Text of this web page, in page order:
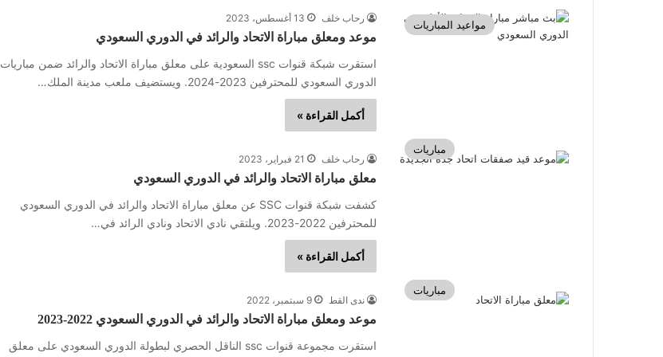
مواعيد المباريات
رحاب خلف 13 أغسطس، 2023
موعد ومعلق مباراة الاتحاد والرائد في الدوري السعودي
استقرت شبكة قنوات ssc السعودية على معلق مباراة الاتحاد والرائد ضمن مباريات
الدوري السعودي للمحترفين 2023-2024. ويستضيف ملعب مدينة الملك…
أكمل القراءة »
مباريات
رحاب خلف 21 فبراير، 2023
معلق مباراة الاتحاد والرائد في الدوري السعودي
كشفت شبكة قنوات SSC عن معلق مباراة الاتحاد والرائد في الدوري السعودي
للمحترفين 2022-2023. ويلتقي نادي الاتحاد ونادي الرائد في…
أكمل القراءة »
مباريات
ندى القط 9 سبتمبر، 2022
موعد ومعلق مباراة الاتحاد والرائد في الدوري السعودي 2022-2023
استقرت مجموعة قنوات ssc الناقل الحصري لبطولة الدوري السعودي على معلق